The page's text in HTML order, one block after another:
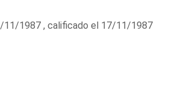
11/1987 , calificado el 17/11/1987